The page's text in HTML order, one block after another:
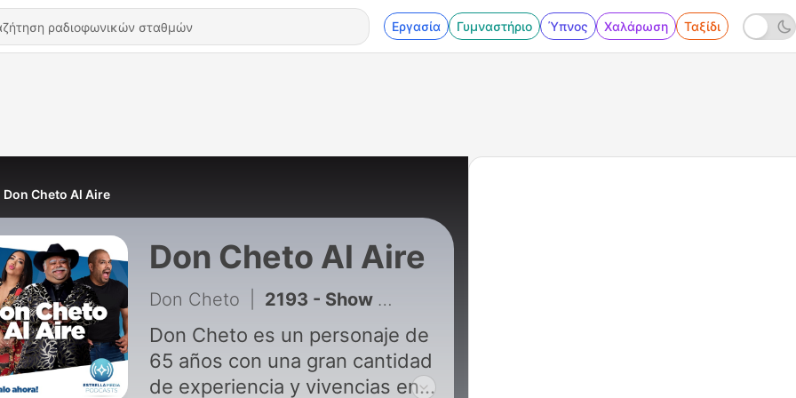
Εργασία Γυμναστήριο Ύπνος Χαλάρωση Ταξίδι
Don Cheto Al Aire
Don Cheto Al Aire
Don Cheto 2193 - Show de Viernes 7 de Agosto 2026
Don Cheto es un personaje de
65 años con una gran cantidad
de experiencia y vivencias en